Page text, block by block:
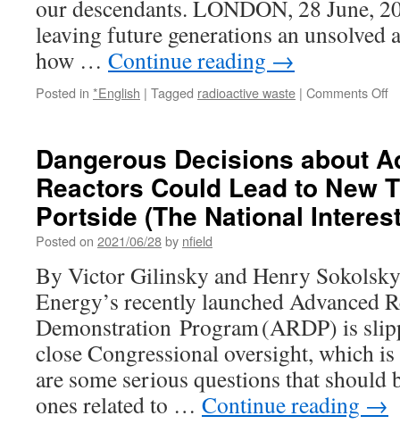
our descendants. LONDON, 28 June,
leaving future generations an unsolved
how … Continue reading →
Posted in *English | Tagged radioactive waste | Comments Off
a
Dangerous Decisions about
Reactors Could Lead to New
Portside (The National
Posted on 2021/06/28by nfield
By Victor Gilinsky and Henry
Energy’s recently launched Advanced
Demonstration Program (ARDP) is
close Congressional oversight, which
are some serious questions that should
ones related to … Continue reading →